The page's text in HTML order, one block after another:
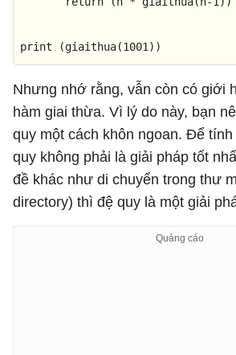
print (giaithua(1001 ))
Nhưng nhớ rằng, vẫn còn có giới
hàm giai thừa. Vì lý do này, bạn
quy một cách khôn ngoan. Để
quy không phải là giải pháp tốt
đề khác như di chuyển trong thư
directory) thì đệ quy là một giải